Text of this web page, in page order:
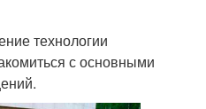
технологии
с основными